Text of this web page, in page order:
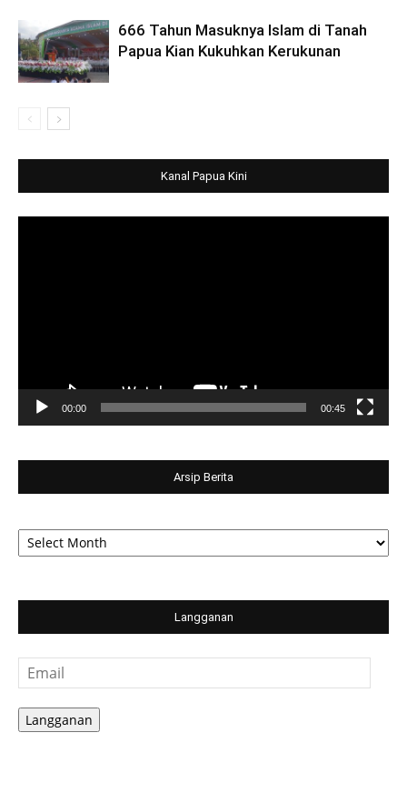
666 Tahun Masuknya Islam di Tanah
Papua Kian Kukuhkan Kerukunan
Kanal Papua Kini
00:00 00:45
Arsip Berita
Arsip
Berita
Langganan
Email
Langganan